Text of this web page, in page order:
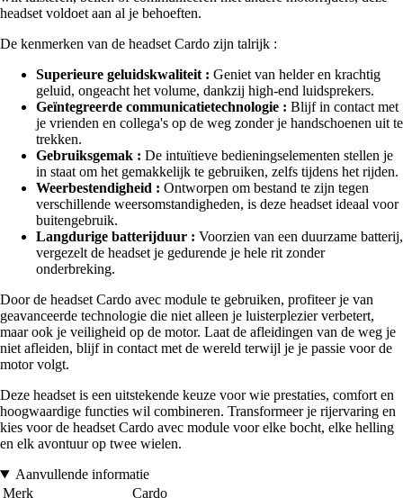
headset voldoet aan al je behoeften.
De kenmerken van de headset Cardo zijn talrijk :
Superieure geluidskwaliteit : Geniet van helder en krachtig
geluid, ongeacht het volume, dankzij high-end luidsprekers.
Geïntegreerde communicatietechnologie : Blijf in contact met
je vrienden en collega's op de weg zonder je handschoenen uit te
trekken.
Gebruiksgemak : De intuïtieve bedieningselementen stellen je
in staat om het gemakkelijk te gebruiken, zelfs tijdens het rijden.
Weerbestendigheid : Ontworpen om bestand te zijn tegen
verschillende weersomstandigheden, is deze headset ideaal voor
buitengebruik.
Langdurige batterijduur : Voorzien van een duurzame batterij,
vergezelt de headset je gedurende je hele rit zonder
onderbreking.
Door de headset Cardo avec module te gebruiken, profiteer je van
geavanceerde technologie die niet alleen je luisterplezier verbetert,
maar ook je veiligheid op de motor. Laat de afleidingen van de weg je
niet afleiden, blijf in contact met de wereld terwijl je je passie voor de
motor volgt.
Deze headset is een uitstekende keuze voor wie prestaties, comfort en
hoogwaardige functies wil combineren. Transformeer je rijervaring en
kies voor de headset Cardo avec module voor elke bocht, elke helling
en elk avontuur op twee wielen.
Aanvullende informatie
Merk
Cardo